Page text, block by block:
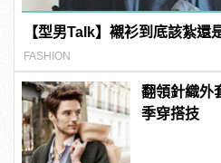
【型男Talk】襯衫到底該紮還
FASHION
翻領針織外
季穿搭技